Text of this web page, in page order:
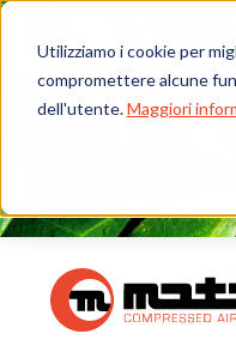
Utilizziamo i cookie per
compromettere alcune
dell'utente.Maggiori